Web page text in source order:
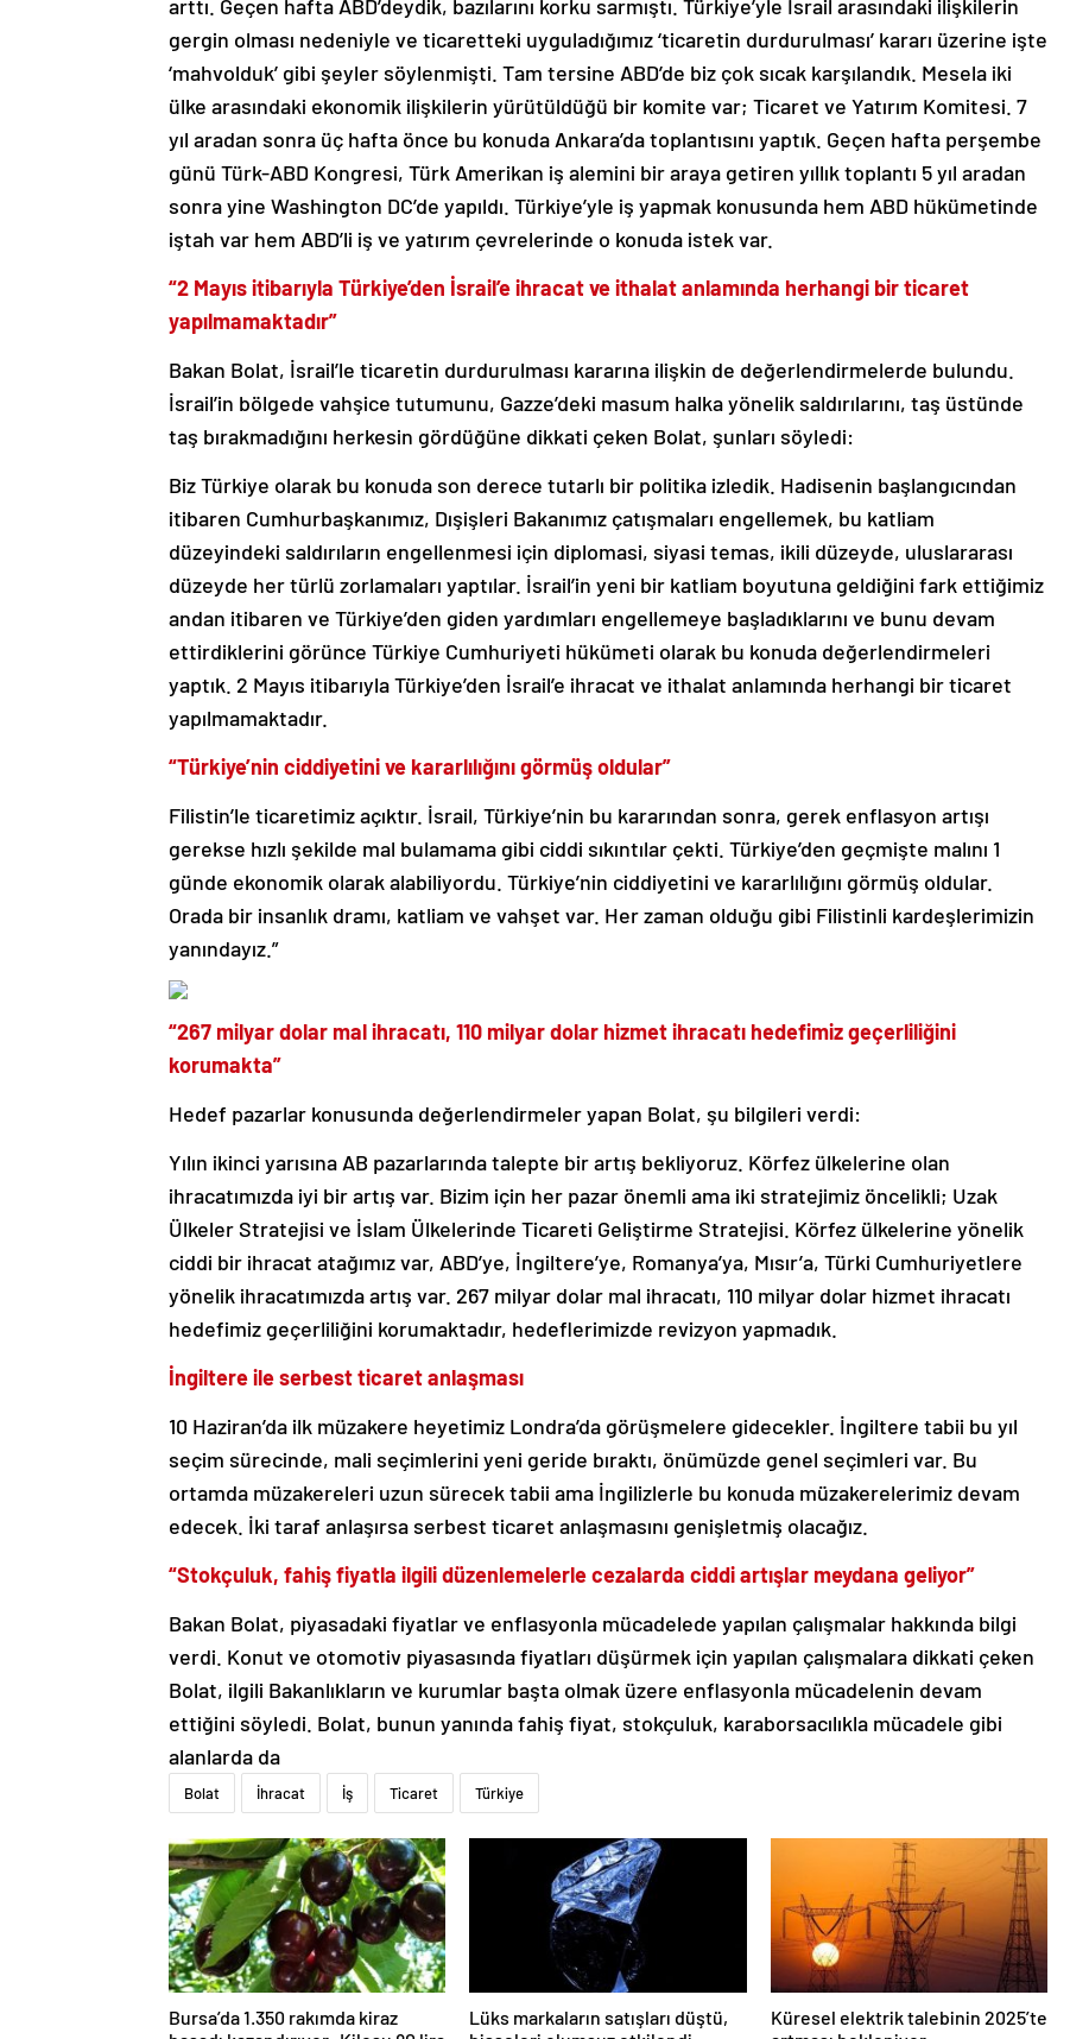
arttı. Geçen hafta ABD’deydik, bazılarını korku sarmıştı. Türkiye’yle İsrail arasındaki ilişkilerin
gergin olması nedeniyle ve ticaretteki uyguladığımız ‘ticaretin durdurulması’ kararı üzerine işte
‘mahvolduk’ gibi şeyler söylenmişti. Tam tersine ABD’de biz çok sıcak karşılandık. Mesela iki
ülke arasındaki ekonomik ilişkilerin yürütüldüğü bir komite var; Ticaret ve Yatırım Komitesi. 7
yıl aradan sonra üç hafta önce bu konuda Ankara’da toplantısını yaptık. Geçen hafta perşembe
günü Türk-ABD Kongresi, Türk Amerikan iş alemini bir araya getiren yıllık toplantı 5 yıl aradan
sonra yine Washington DC’de yapıldı. Türkiye’yle iş yapmak konusunda hem ABD hükümetinde
iştah var hem ABD’li iş ve yatırım çevrelerinde o konuda istek var.
“2 Mayıs itibarıyla Türkiye’den İsrail’e ihracat ve ithalat anlamında herhangi bir ticaret
yapılmamaktadır”
Bakan Bolat, İsrail’le ticaretin durdurulması kararına ilişkin de değerlendirmelerde bulundu.
İsrail’in bölgede vahşice tutumunu, Gazze’deki masum halka yönelik saldırılarını, taş üstünde
taş bırakmadığını herkesin gördüğüne dikkati çeken Bolat, şunları söyledi:
Biz Türkiye olarak bu konuda son derece tutarlı bir politika izledik. Hadisenin başlangıcından
itibaren Cumhurbaşkanımız, Dışişleri Bakanımız çatışmaları engellemek, bu katliam
düzeyindeki saldırıların engellenmesi için diplomasi, siyasi temas, ikili düzeyde, uluslararası
düzeyde her türlü zorlamaları yaptılar. İsrail’in yeni bir katliam boyutuna geldiğini fark ettiğimiz
andan itibaren ve Türkiye’den giden yardımları engellemeye başladıklarını ve bunu devam
ettirdiklerini görünce Türkiye Cumhuriyeti hükümeti olarak bu konuda değerlendirmeleri
yaptık. 2 Mayıs itibarıyla Türkiye’den İsrail’e ihracat ve ithalat anlamında herhangi bir ticaret
yapılmamaktadır.
“Türkiye’nin ciddiyetini ve kararlılığını görmüş oldular”
Filistin’le ticaretimiz açıktır. İsrail, Türkiye’nin bu kararından sonra, gerek enflasyon artışı
gerekse hızlı şekilde mal bulamama gibi ciddi sıkıntılar çekti. Türkiye’den geçmişte malını 1
günde ekonomik olarak alabiliyordu. Türkiye’nin ciddiyetini ve kararlılığını görmüş oldular.
Orada bir insanlık dramı, katliam ve vahşet var. Her zaman olduğu gibi Filistinli kardeşlerimizin
yanındayız.”
“267 milyar dolar mal ihracatı, 110 milyar dolar hizmet ihracatı hedefimiz geçerliliğini
korumakta”
Hedef pazarlar konusunda değerlendirmeler yapan Bolat, şu bilgileri verdi:
Yılın ikinci yarısına AB pazarlarında talepte bir artış bekliyoruz. Körfez ülkelerine olan
ihracatımızda iyi bir artış var. Bizim için her pazar önemli ama iki stratejimiz öncelikli; Uzak
Ülkeler Stratejisi ve İslam Ülkelerinde Ticareti Geliştirme Stratejisi. Körfez ülkelerine yönelik
ciddi bir ihracat atağımız var, ABD’ye, İngiltere’ye, Romanya’ya, Mısır’a, Türki Cumhuriyetlere
yönelik ihracatımızda artış var. 267 milyar dolar mal ihracatı, 110 milyar dolar hizmet ihracatı
hedefimiz geçerliliğini korumaktadır, hedeflerimizde revizyon yapmadık.
İngiltere ile serbest ticaret anlaşması
10 Haziran’da ilk müzakere heyetimiz Londra’da görüşmelere gidecekler. İngiltere tabii bu yıl
seçim sürecinde, mali seçimlerini yeni geride bıraktı, önümüzde genel seçimleri var. Bu
ortamda müzakereleri uzun sürecek tabii ama İngilizlerle bu konuda müzakerelerimiz devam
edecek. İki taraf anlaşırsa serbest ticaret anlaşmasını genişletmiş olacağız.
“Stokçuluk, fahiş fiyatla ilgili düzenlemelerle cezalarda ciddi artışlar meydana geliyor”
Bakan Bolat, piyasadaki fiyatlar ve enflasyonla mücadelede yapılan çalışmalar hakkında bilgi
verdi. Konut ve otomotiv piyasasında fiyatları düşürmek için yapılan çalışmalara dikkati çeken
Bolat, ilgili Bakanlıkların ve kurumlar başta olmak üzere enflasyonla mücadelenin devam
ettiğini söyledi. Bolat, bunun yanında fahiş fiyat, stokçuluk, karaborsacılıkla mücadele gibi
alanlarda da
Bolat İhracat İş Ticaret Türkiye
Bursa’da 1.350 rakımda kiraz
Lüks markaların satışları düştü,
Küresel elektrik talebinin 2025’te